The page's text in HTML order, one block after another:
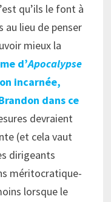
qu’ils le font à
au lieu de penser
mieux la
d’Apocalypse
incarnée,
dans ce
devraient
(et cela vaut
dirigeants
méritocratique-
lorsque le